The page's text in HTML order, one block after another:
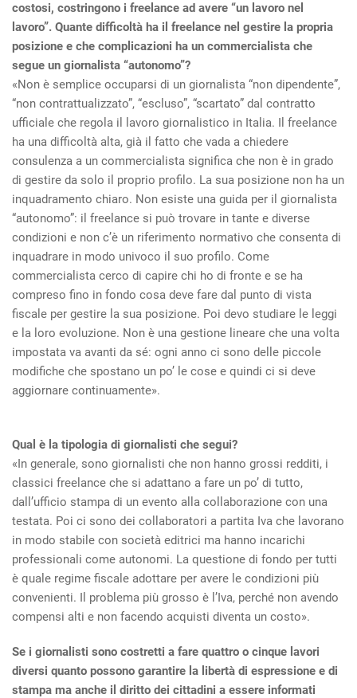
costosi, costringono i freelance ad avere “un lavoro nel
lavoro”. Quante difficoltà ha il freelance nel gestire la propria
posizione e che complicazioni ha un commercialista che
segue un giornalista “autonomo”?
«Non è semplice occuparsi di un giornalista “non dipendente”,
“non contrattualizzato”, “escluso”, “scartato” dal contratto
ufficiale che regola il lavoro giornalistico in Italia. Il freelance
ha una difficoltà alta, già il fatto che vada a chiedere
consulenza a un commercialista significa che non è in grado
di gestire da solo il proprio profilo. La sua posizione non ha un
inquadramento chiaro. Non esiste una guida per il giornalista
“autonomo”: il freelance si può trovare in tante e diverse
condizioni e non c’è un riferimento normativo che consenta di
inquadrare in modo univoco il suo profilo. Come
commercialista cerco di capire chi ho di fronte e se ha
compreso fino in fondo cosa deve fare dal punto di vista
fiscale per gestire la sua posizione. Poi devo studiare le leggi
e la loro evoluzione. Non è una gestione lineare che una volta
impostata va avanti da sé: ogni anno ci sono delle piccole
modifiche che spostano un po’ le cose e quindi ci si deve
aggiornare continuamente».
Qual è la tipologia di giornalisti che segui?
«In generale, sono giornalisti che non hanno grossi redditi, i
classici freelance che si adattano a fare un po’ di tutto,
dall’ufficio stampa di un evento alla collaborazione con una
testata. Poi ci sono dei collaboratori a partita Iva che lavorano
in modo stabile con società editrici ma hanno incarichi
professionali come autonomi. La questione di fondo per tutti
è quale regime fiscale adottare per avere le condizioni più
convenienti. Il problema più grosso è l’Iva, perché non avendo
compensi alti e non facendo acquisti diventa un costo».
Se i giornalisti sono costretti a fare quattro o cinque lavori
diversi quanto possono garantire la libertà di espressione e di
stampa ma anche il diritto dei cittadini a essere informati